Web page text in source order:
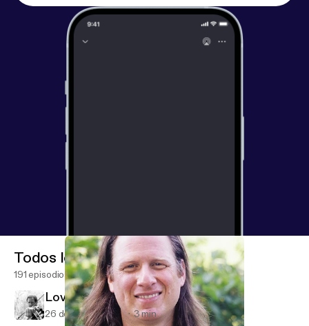
Todos los episodios
191 episodios
Love Is Its Own Reward
26 de may de 2025 3 min